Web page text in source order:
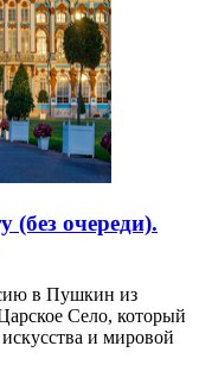
(без очереди).
в Пушкин из
Село, который
и мировой